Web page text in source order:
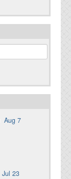
Aug 7
Jul 23